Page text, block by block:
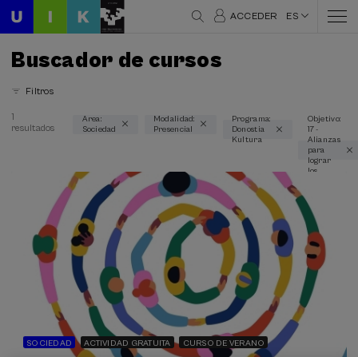
ACCEDER ES
Buscador de cursos
Filtros
Áreas temáticas
Modalidad
Presencial (1)
Tipo de actividad
Actividad gratuita (1)
Curso de verano (1)
Programas especiales
1
resultados
Area:
Sociedad
Modalidad:
Presencial
Programa:
Donostia
Kultura
Objetivo:
17 -
Alianzas
para
lograr
los
SOCIEDAD ACTIVIDAD GRATUITA CURSO DE VERANO